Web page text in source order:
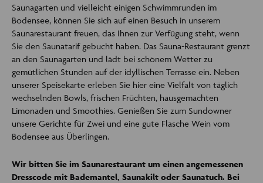
Saunagarten und vielleicht einigen Schwimmrunden im
Bodensee, können Sie sich auf einen Besuch in unserem
Saunarestaurant freuen, das Ihnen zur Verfügung steht, wenn
Sie den Saunatarif gebucht haben. Das Sauna-Restaurant grenzt
an den Saunagarten und lädt bei schönem Wetter zu
gemütlichen Stunden auf der idyllischen Terrasse ein. Neben
unserer Speisekarte erleben Sie hier eine Vielfalt von täglich
wechselnden Bowls, frischen Früchten, hausgemachten
Limonaden und Smoothies. Genießen Sie zum Sundowner
unsere Gerichte für Zwei und eine gute Flasche Wein vom
Bodensee aus Überlingen.
Wir bitten Sie im Saunarestaurant um einen angemessenen
Dresscode mit Bademantel, Saunakilt oder Saunatuch. Bei